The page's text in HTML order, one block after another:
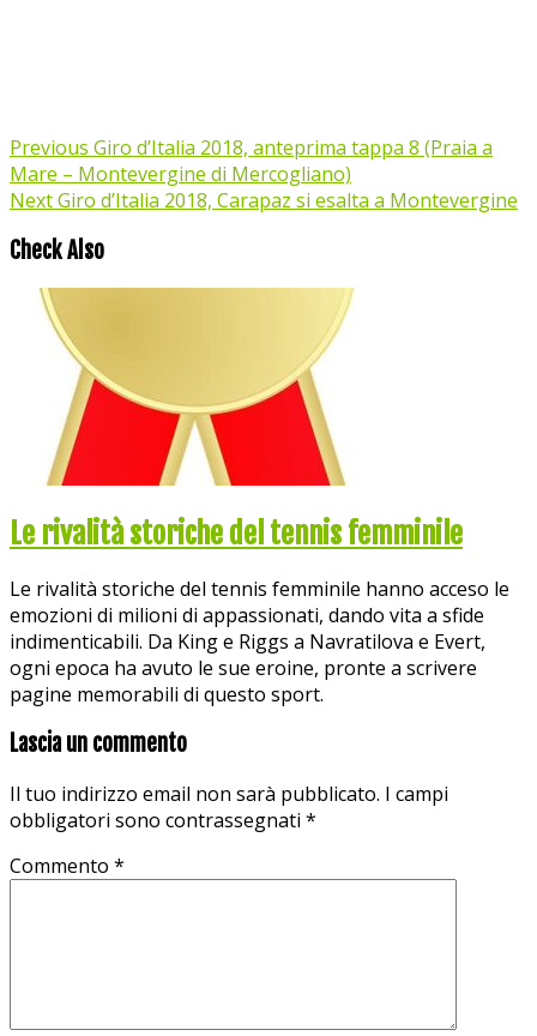
Previous Giro d’Italia 2018, anteprima tappa 8 (Praia a
Mare – Montevergine di Mercogliano)
NextGiro d’Italia 2018, Carapaz si esalta a Montevergine
Check Also
Le rivalità storiche del tennis femminile
Le rivalità storiche del tennis femminile hanno acceso le
emozioni di milioni di appassionati, dando vita a sfide
indimenticabili. Da King e Riggs a Navratilova e Evert,
ogni epoca ha avuto le sue eroine, pronte a scrivere
pagine memorabili di questo sport.
Lascia un commento
Il tuo indirizzo email non sarà pubblicato. I campi
obbligatori sono contrassegnati *
Commento *